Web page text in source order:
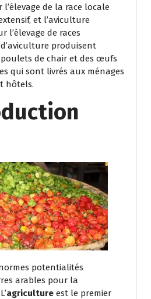
l’élevage de la race locale
et l’aviculture
l’élevage de races
produisent
de chair et des œufs
qui sont livrés aux ménages
hôtels.
potentialités
arables pour la
agriculture est le premier